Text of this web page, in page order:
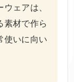
ェアは、
素材で作ら
使いに向い